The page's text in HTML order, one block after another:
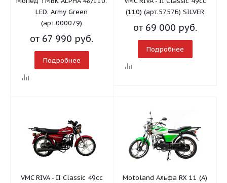
LED. Army Green
(арт.000079)
от 67 990 руб.
Подробнее
(110) (арт.5757Б) SILVER
от 69 000 руб.
Подробнее
VMC RIVA - II Classic 49сс
Motoland Альфа RX 11 (A)